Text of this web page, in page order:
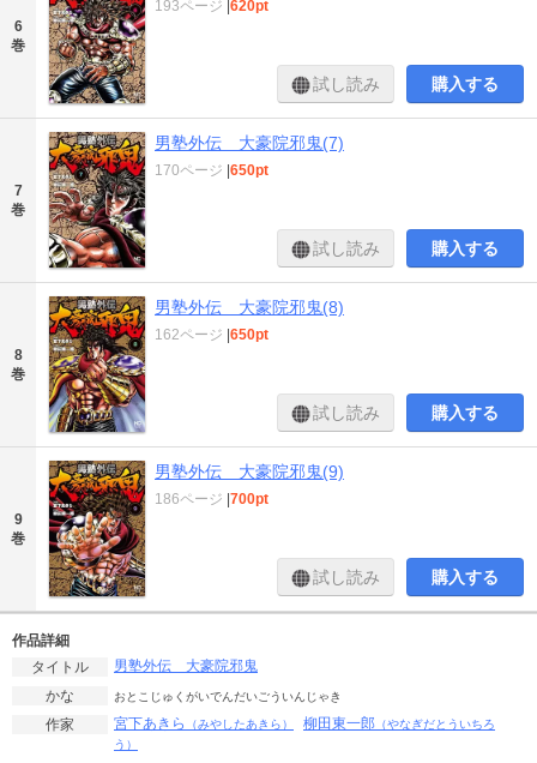
6
巻
193ページ 620pt
試し読み 購入する
7
巻
男塾外伝 大豪院邪鬼(7)
170ページ |650pt
試し読み 購入する
8
巻
男塾外伝 大豪院邪鬼(8)
162ページ |650pt
試し読み 購入する
9
巻
男塾外伝 大豪院邪鬼(9)
186ページ |700pt
試し読み 購入する
作品詳細
タイトル
男塾外伝 大豪院邪鬼
かな
おとこじゅくがいでんだいごういんじゃき
作家 宮下あきら （みやしたあきら） 柳田東一郎 （やなぎだとういちろ
う）